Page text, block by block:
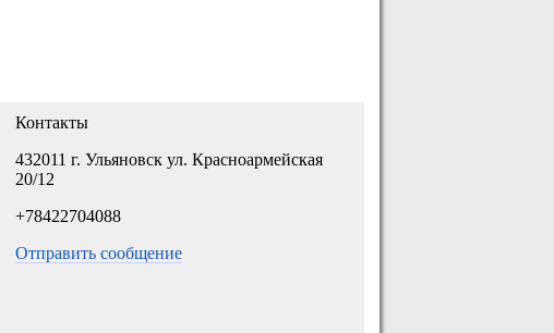
Контакты
432011 г. Ульяновск ул. Красноармейская
20/12
+78422704088
Отправить сообщение